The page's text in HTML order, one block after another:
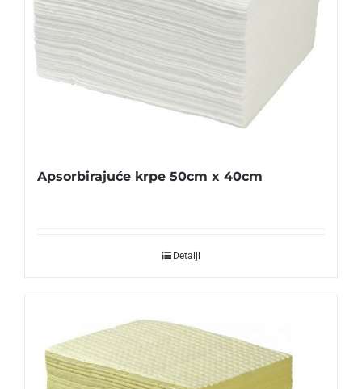
Apsorbirajuće krpe 50cm x 40cm
Detalji